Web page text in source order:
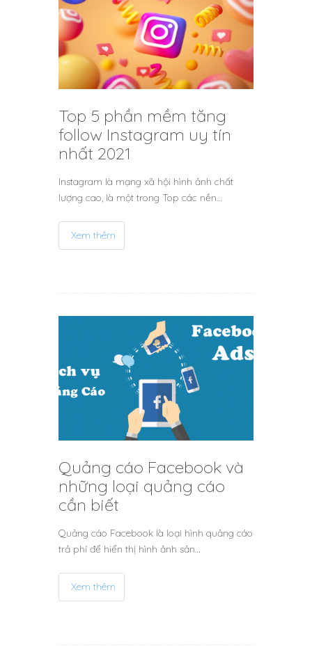
Top 5 phần mềm tăng
follow Instagram uy tín
nhất 2021
Instagram là mạng xã hội hình ảnh chất
lượng cao, là một trong Top các nền…
Xem thêm
Quảng cáo Facebook và
những loại quảng cáo
cần biết
Quảng cáo Facebook là loại hình quảng cáo
trả phí để hiển thị hình ảnh sản…
Xem thêm